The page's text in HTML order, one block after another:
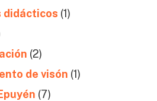
didácticos (1)
(2)
de visón (1)
(7)